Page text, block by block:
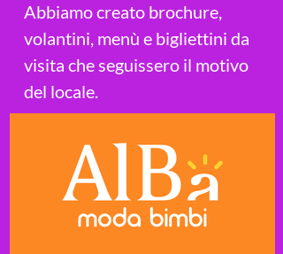
Abbiamo creato brochure,
volantini, menù e bigliettini da
visita che seguissero il motivo
del locale.